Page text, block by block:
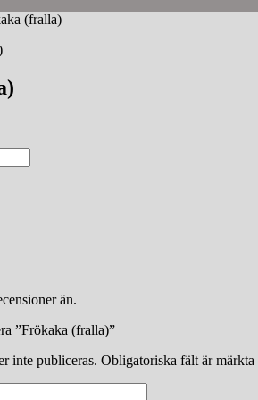
(fralla)
än.
”Frökaka (fralla)”
inte publiceras. Obligatoriska fält är märkta